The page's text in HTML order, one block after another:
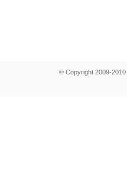
© Copyright 2009-2010